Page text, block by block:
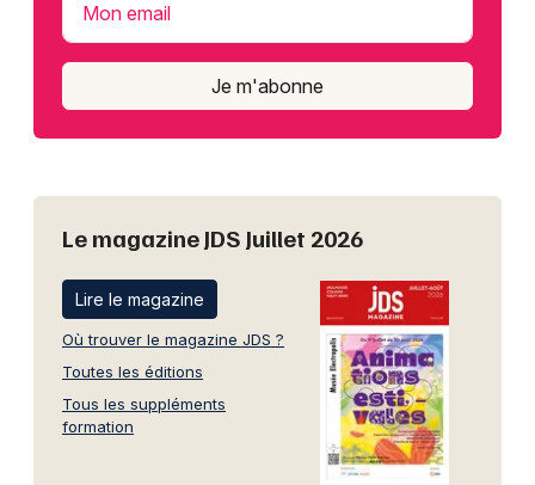
Mon email
Je m'abonne
Le magazine JDS Juillet 2026
Lire le magazine
Où trouver le magazine JDS ?
Toutes les éditions
Tous les suppléments
formation